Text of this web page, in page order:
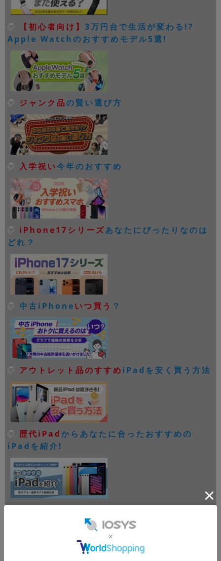
【初心者向け】 3万円台で生活が変わる!?
Apple Watchのおすすめモデル5選!
ジャンク品の賢い選び方
入学祝い今年のおすすめ
iPhone17シリーズあなたにぴったりなのは
どれ？
中古iPhoneいつ買う ？
アウトレット品のすすめiPadを安く買う方法
歴代iPad からあなたに合ったおすすめの
iPadを紹介!